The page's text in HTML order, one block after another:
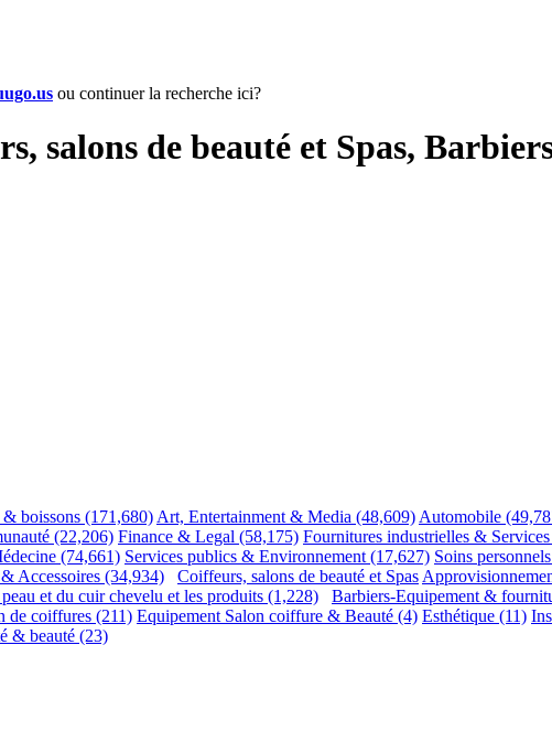
ou continuer la recherche ici?
salons de beauté et Spas,
boissons (171,680) Art, Entertainment & Media (48,609) Automobile
(22,206) Finance & Legal (58,175) Fournitures industrielles & Services
(74,661) Services publics & Environnement (17,627) Soins personnels
Accessoires (34,934) Coiffeurs, salons de beauté et Spas
et du cuir chevelu et les produits (1,228) Barbiers-Equipement &
de coiffures (211) Equipement Salon coiffure & Beauté (4) Esthétique (11)
& beauté (23)